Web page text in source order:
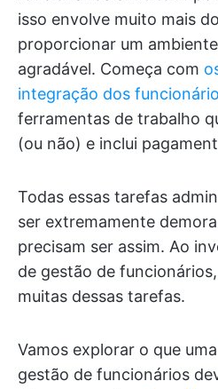
isso envolve muito mais
proporcionar um
agradável. Começa com
integração dos
ferramentas de trabalho
(ou não) e inclui
Todas essas tarefas
ser extremamente
precisam ser assim. Ao
de gestão de
muitas dessas tarefas.
Vamos explorar o que
gestão de funcionários